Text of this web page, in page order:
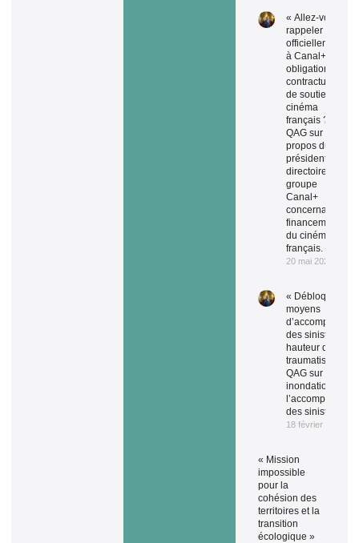
« Allez-vous
rappeler
officiellement
à Canal+ ses
obligations
contractuelles
de soutien au
cinéma
français ? » –
QAG sur les
propos du
président du
directoire du
groupe
Canal+
concernant le
financement
du cinéma
français.
20 mai 2026
« Débloquez
moyens
des sinistrés à la
hauteur du
traumatisme ! »
QAG sur les
inondations et
des sinistrés.
18 février 2026
« Mission
impossible
pour la
cohésion des
territoires et la
transition
écologique »